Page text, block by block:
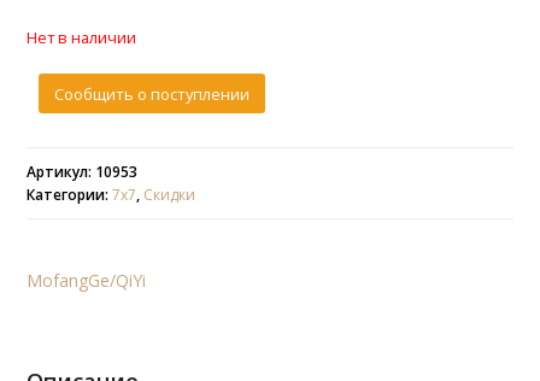
Нет в наличии
Сообщить о поступлении
Артикул: 10953
Категории:7х7, Скидки
MofangGe/QiYi